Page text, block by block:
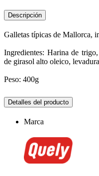
Descripción
Galletas típicas de Mallorca,
Ingredientes: Harina de
de girasol alto oleico,
Peso: 400g
Detalles del producto
Marca